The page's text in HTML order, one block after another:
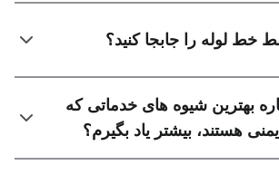
خط لوله را جابجا کنید؟
بهترین شیوه های خدماتی که
هستند، بیشتر یاد بگیرم؟